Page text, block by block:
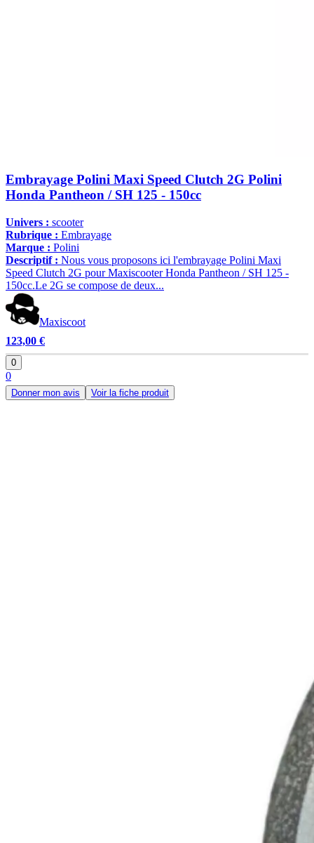
Embrayage Polini Maxi Speed Clutch 2G Polini
Honda Pantheon / SH 125 - 150cc
Univers : scooter
Rubrique : Embrayage
Marque : Polini
Descriptif : Nous vous proposons ici l'embrayage Polini Maxi
Speed Clutch 2G pour Maxiscooter Honda Pantheon / SH 125 -
150cc.Le 2G se compose de deux...
Maxiscoot
123,00 €
0
0
Donner mon avis Voir la fiche produit